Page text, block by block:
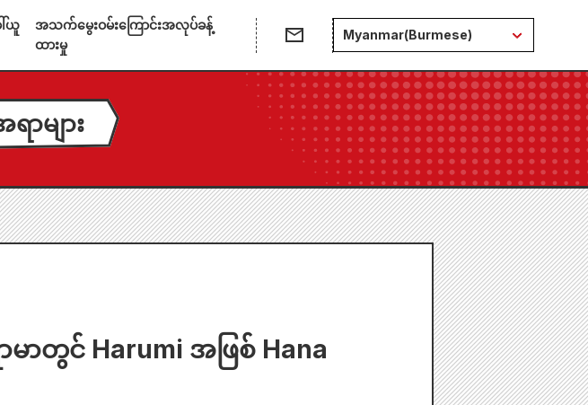
ယူ
အသက်မွေးဝမ်းကြောင်းအလုပ်ခန့်
ထားမှု
Myanmar(Burmese)
ာများ
မာတွင် Harumi အဖြစ် Hana